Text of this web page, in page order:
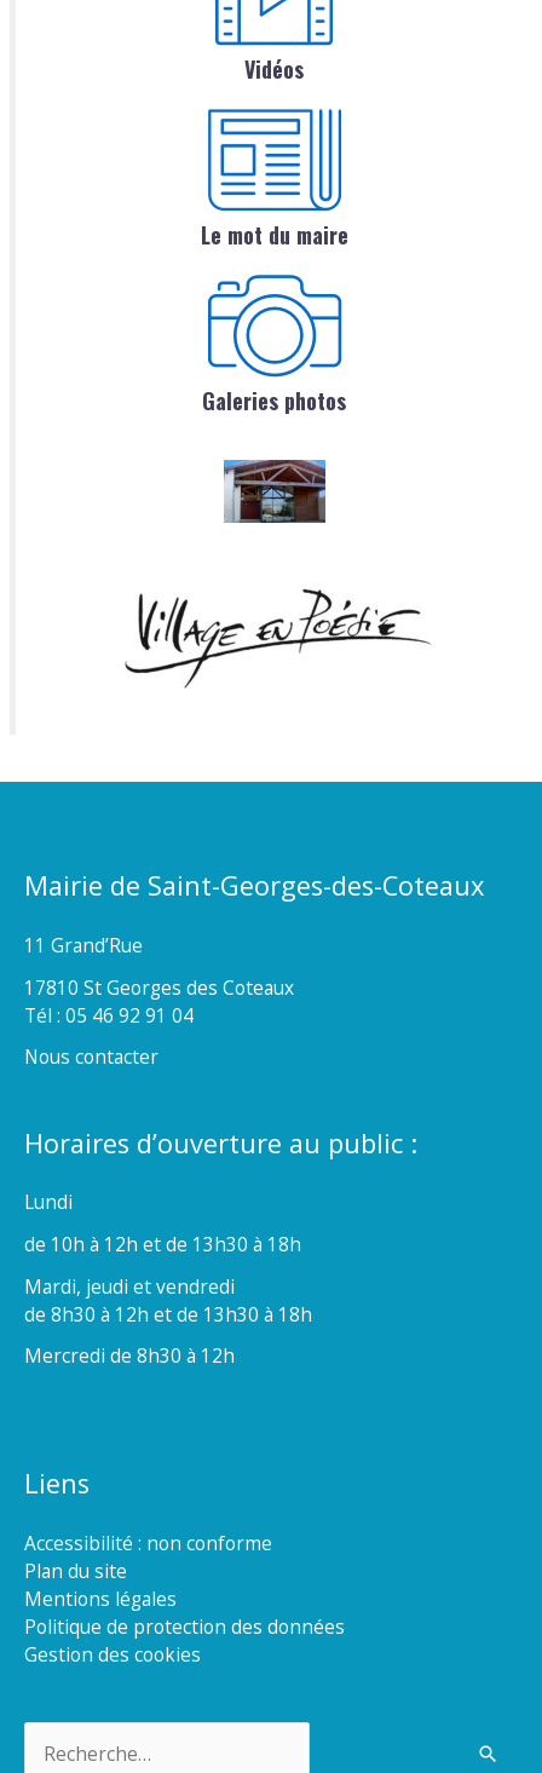
Vidéos
Le mot du maire
Galeries photos
Mairie de Saint-Georges-des-Coteaux
11 Grand’Rue
17810 St Georges des Coteaux
Tél : 05 46 92 91 04
Nous contacter
Horaires d’ouverture au public :
Lundi
de 10h à 12h et de 13h30 à 18h
Mardi, jeudi et vendredi
de 8h30 à 12h et de 13h30 à 18h
Mercredi de 8h30 à 12h
Liens
Accessibilité : non conforme
Plan du site
Mentions légales
Politique de protection des données
Gestion des cookies